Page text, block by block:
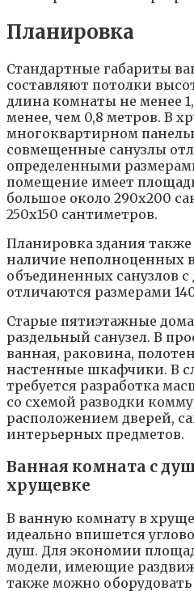
Планировка
Стандартные габариты
составляют потолки
длина комнаты не менее
менее, чем 0,8 метров. В
многоквартирном
совмещенные санузлы
определенными
помещение имеет площадь
большое около 290х200
250х150 сантиметров.
Планировка здания
наличие неполноценных
объединенных санузлов
отличаются размерами
Старые пятиэтажные
раздельный санузел. В
ванная, раковина,
настенные шкафчики. В
требуется разработка
со схемой разводки
расположением дверей,
интерьерных предметов.
Ванная комната с
хрущевке
В ванную комнату в
идеально впишется
душ. Для экономии
модели, имеющие
также можно